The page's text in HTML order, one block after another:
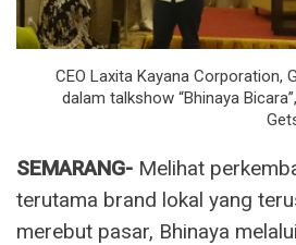
CEO Laxita Kayana Corporation,
dalam talkshow “Bhinaya
SEMARANG- Melihat
terutama brand lokal yang
merebut pasar, Bhinaya